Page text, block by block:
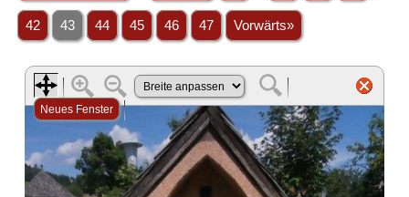
42 43 44 45 46 47 Vorwärts»